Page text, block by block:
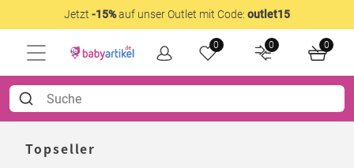
Jetzt -15%auf unser Outlet mit Code: outlet15
0 0 0
Topseller